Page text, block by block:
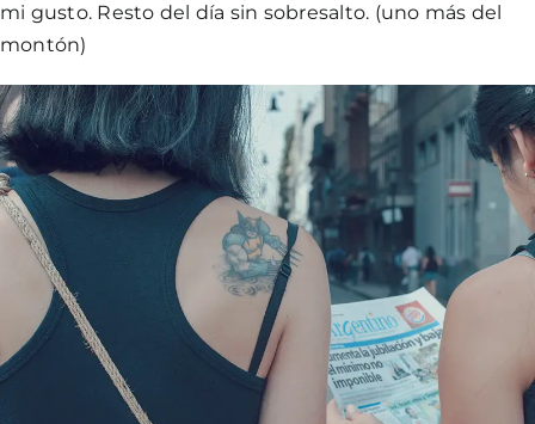
mi gusto. Resto del día sin sobresalto. (uno más del
montón)